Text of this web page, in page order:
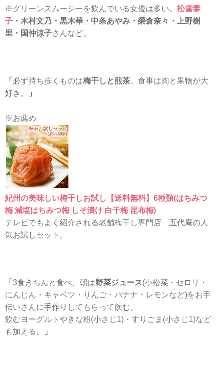
※グリーンスムージーを飲んでいる女優は多い。 松雪泰
子 ・木村文乃・黒木華・中条あやみ・榮倉奈々・上野樹
里・国仲涼子さんなど。
「 必ず持ち歩くものは梅干しと煎茶。食事は肉と果物が大
好き。
」
※お薦め
紀州の美味しい梅干しお試し【送料無料】6種類(はちみつ
梅 減塩はちみつ梅 しそ漬け 白干梅 昆布梅)
テレビでもよく紹介される老舗梅干し専門店 五代庵の人
気お試しセット。
「 3食きちんと食べ、朝は野菜ジュース(小松菜・セロリ・
にんじん・キャベツ・りんご・バナナ・レモンなど)をお手
伝いさんに手作りしてもらって飲む。
飲むヨーグルトやきな粉(小さじ1)・すりごま(小さじ1)など
も加える。
」